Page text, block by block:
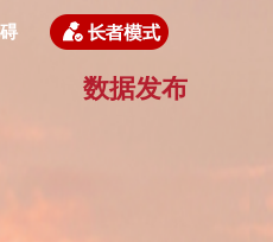
数据发布